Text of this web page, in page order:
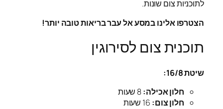
לתוכניות צום שונות.
הצטרפו אלינו במסע אל עבר בריאות טובה יותר!
תוכנית צום לסירוגין
שיטת 16/8:
חלון אכילה:
חלון צום: